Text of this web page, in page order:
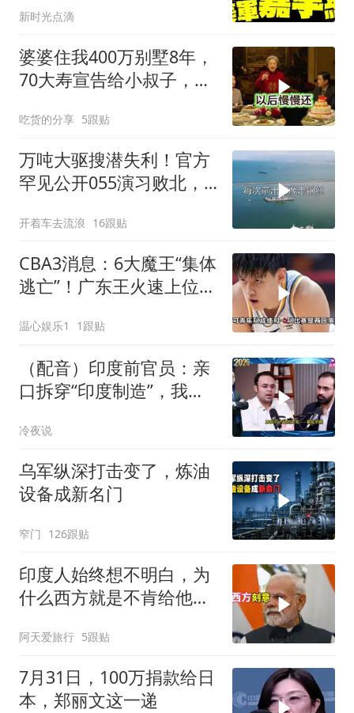
新时光点滴
婆婆住我400万别墅8年，
70大寿宣告给小叔子，
吃货的分享 5跟贴
万吨大驱搜潜失利！官方
罕见公开055演习败北，
开着车去流浪 16跟贴
CBA3消息：6大魔王“集体
逃亡”！广东王火速上位，
温心娱乐1 1跟贴
（配音）印度前官员：亲
口拆穿“印度制造”，我们
正的工业制造
冷夜说
乌军纵深打击变了，炼油
设备成新名门
窄门 126跟贴
印度人始终想不明白，为
什么西方就是不肯给他们
阿天爱旅行 5跟贴
7月31日，100万捐款给日
本，郑丽文这一递